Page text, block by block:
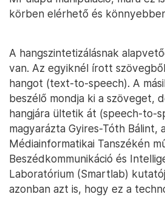
körben elérhető és
A hangszintetizálásnak
van. Az egyiknél írott
hangot (text-to-speech). A
beszélő mondja ki a szöveget,
hangjára ültetik át (speech-to-
magyarázta Gyires-Tóth Bálint,
Médiainformatikai Tanszékén
Beszédkommunikáció és
Laboratórium (Smartlab)
azonban azt is, hogy ez a